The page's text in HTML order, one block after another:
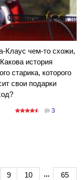
Клаус чем-то схожи,
история
старика, которого
свои подарки
3
9 10 ... 65